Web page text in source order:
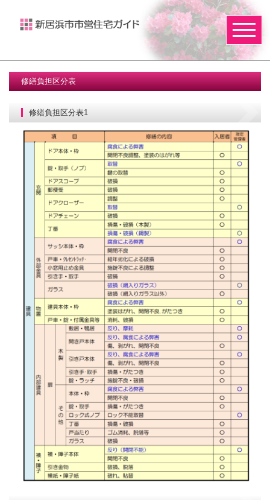
修繕負担区分表
修繕負担区分表1